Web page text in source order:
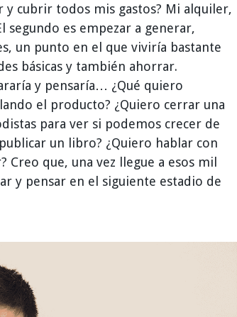
cubrir todos mis gastos? Mi alquiler,
segundo es empezar a generar,
un punto en el que viviría bastante
básicas y también ahorrar.
y pensaría… ¿Qué quiero
el producto? ¿Quiero cerrar una
para ver si podemos crecer de
un libro? ¿Quiero hablar con
que, una vez llegue a esos mil
y pensar en el siguiente estadio de